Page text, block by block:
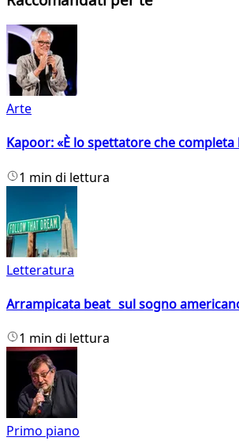
Arte
Kapoor: «È lo spettatore che completa
1 min di lettura
Letteratura
Arrampicata beat sul sogno
1 min di lettura
Primo piano